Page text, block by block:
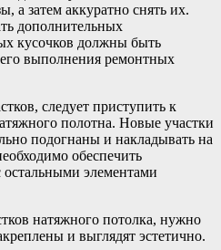
а затем аккуратно снять их.
дополнительных
кусочков должны быть
выполнения ремонтных
следует приступить к
полотна. Новые участки
подогнаны и накладывать на
обеспечить
элементами
натяжного потолка, нужно
и выглядят эстетично.